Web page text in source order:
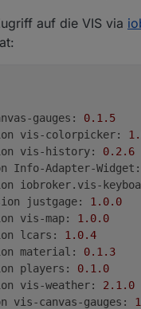
auf die VIS via
gauges: 0.1 .5
vis-colorpicker:
vis-history:
0.2 .6
Info-Adapter-Widget:
iobroker.vis-
justgage:
1.0.0
vis-map:
1.0.0
lcars:
1.0.4
material:
0.1 .3
players:
0.1 .0
vis-weather:
2.1 .0
vis-canvas-gauges: